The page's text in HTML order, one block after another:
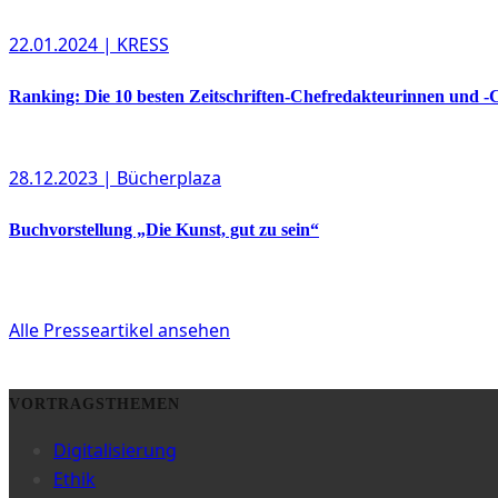
22.01.2024 | KRESS
Ranking: Die 10 besten Zeitschriften-Chefredakteurinnen und -
28.12.2023 | Bücherplaza
Buchvorstellung „Die Kunst, gut zu sein“
Alle Presseartikel ansehen
VORTRAGSTHEMEN
Digitalisierung
Ethik